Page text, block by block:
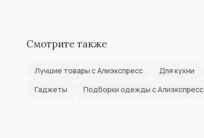
Смотрите также
Лучшие товары с Алиэкспресс Для кухни
Гаджеты
Подборки одежды с Алиэкспресс